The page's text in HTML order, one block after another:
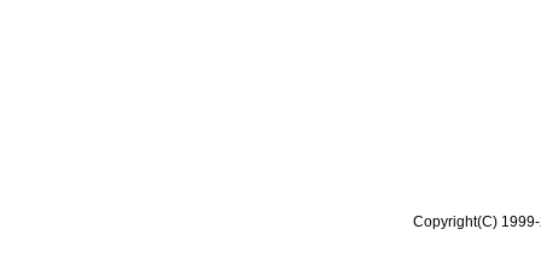
Copyright(C)